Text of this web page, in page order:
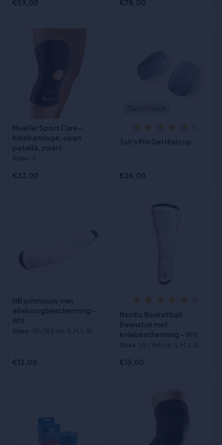
€59,00 €78,00
Mueller Sport Care -
Kniebandage, open
patella, zwart
Sizes :S
€32,00
Tuli's Pro Gel Hielcup
€26,00
NB armmouw met
elleboogbescherming -
Wit
Sizes :XS / 164 cm, S, M, L, XL
€13,00
Nordic Basketball
Beenstuk met
kniebescherming - Wit
Sizes :XS / 164 cm, S, M, L, XL
€13,00